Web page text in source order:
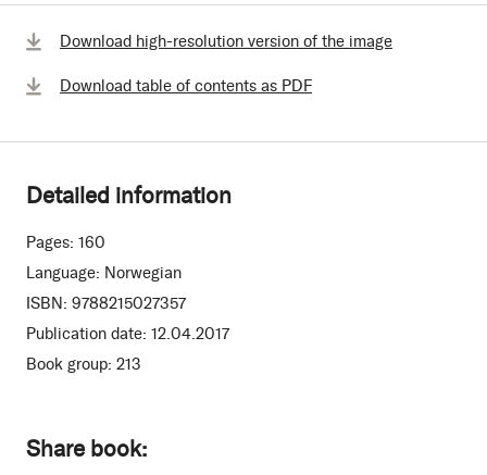
Share book:
Download high-resolution version of the image
Download table of contents as PDF
Detailed information
Pages: 160
Language: Norwegian
ISBN: 9788215027357
Publication date: 12.04.2017
Book group: 213